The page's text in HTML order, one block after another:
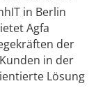
in Berlin
Agfa
der
in der
Lösung